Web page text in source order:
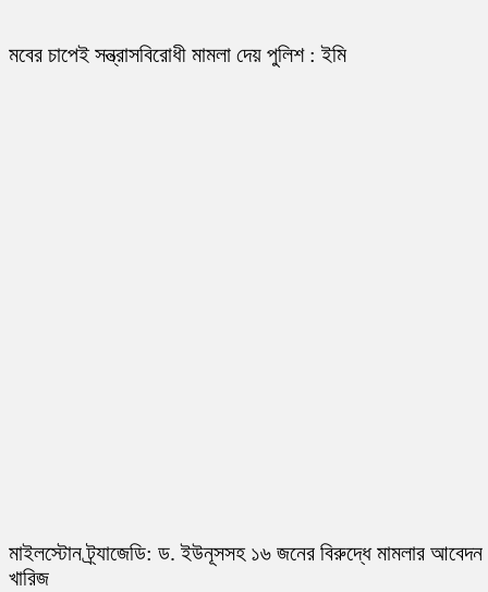
মবের চাপেই সন্ত্রাসবিরোধী মামলা দেয় পুলিশ : ইমি
মাইলস্টোন ট্র্যাজেডি: ড. ইউনূসসহ ১৬ জনের বিরুদ্ধে মামলার আবেদন
খারিজ